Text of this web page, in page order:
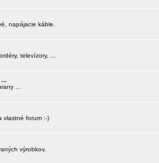
napájacie káble.
televízory, ...
...
vlastné forum :-)
výrobkov.